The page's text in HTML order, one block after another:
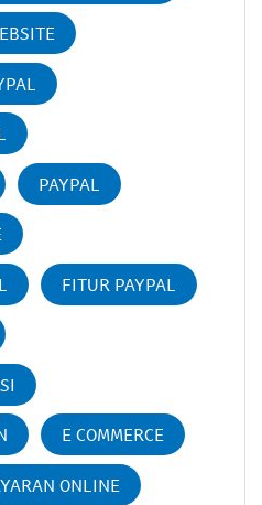
PAYPAL
FITUR PAYPAL
E COMMERCE
ONLINE